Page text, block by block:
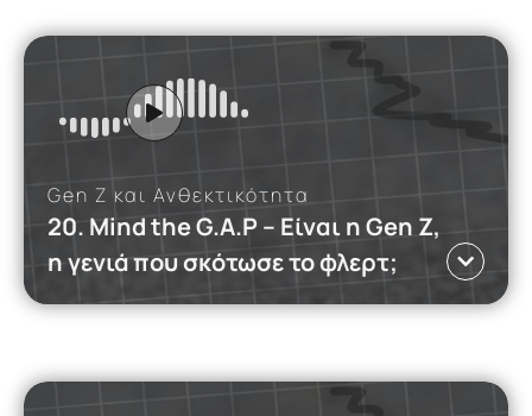
Gen Z, Media και κλιματική
ΤΡΑΥΜΑ
Ο δημοσιογράφος του BBC Mark Lowen
απελάθηκε από την Τουρκία λιγότερο από 100
ώρες αφότου έφτασε για να καλύψει τη σύλληψη
του δημάρχου Ιμάμογλου.
Read more
Gen Z και Ανθεκτικότητα
20. Mind the G.A.P – Eίναι η Gen Z,
η γενιά που σκότωσε το φλερτ;
Αυτό το podcast διερευνά τον τρόπο με τον οποίο